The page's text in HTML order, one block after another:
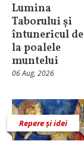
Lumina
Taborului și
întunericul de
la poalele
muntelui
06 Aug, 2026
Repere și idei